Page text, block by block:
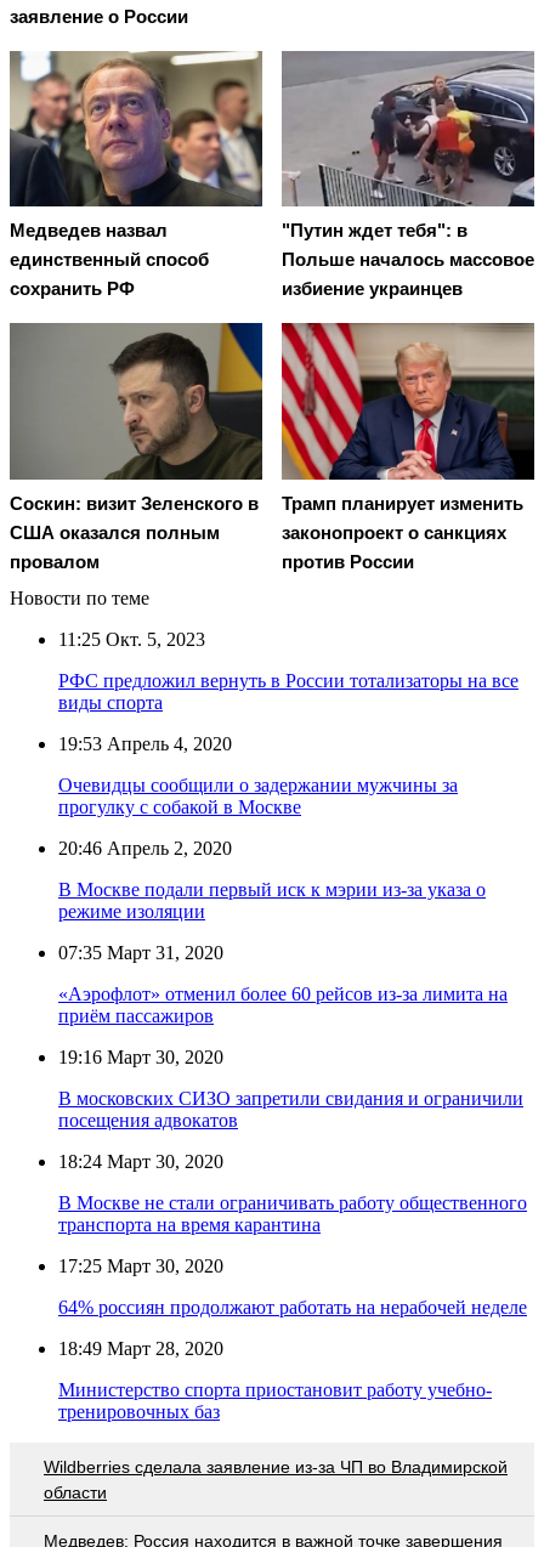
заявление о России
Медведев назвал
единственный способ
сохранить РФ
"Путин ждет тебя": в
Польше началось массовое
избиение украинцев
Соскин: визит Зеленского в
США оказался полным
провалом
Трамп планирует изменить
законопроект о санкциях
против России
Новости по теме
11:25 Окт. 5, 2023
РФС предложил вернуть в России тотализаторы на все
виды спорта
19:53 Апрель 4, 2020
Очевидцы сообщили о задержании мужчины за
прогулку с собакой в Москве
20:46 Апрель 2, 2020
В Москве подали первый иск к мэрии из-за указа о
режиме изоляции
07:35 Март 31, 2020
«Аэрофлот» отменил более 60 рейсов из-за лимита на
приём пассажиров
19:16 Март 30, 2020
В московских СИЗО запретили свидания и ограничили
посещения адвокатов
18:24 Март 30, 2020
В Москве не стали ограничивать работу общественного
транспорта на время карантина
17:25 Март 30, 2020
64% россиян продолжают работать на нерабочей неделе
18:49 Март 28, 2020
Министерство спорта приостановит работу учебно-
тренировочных баз
Wildberries cделала заявление из-за ЧП во Владимирской
области
Медведев: Россия находится в важной точке завершения